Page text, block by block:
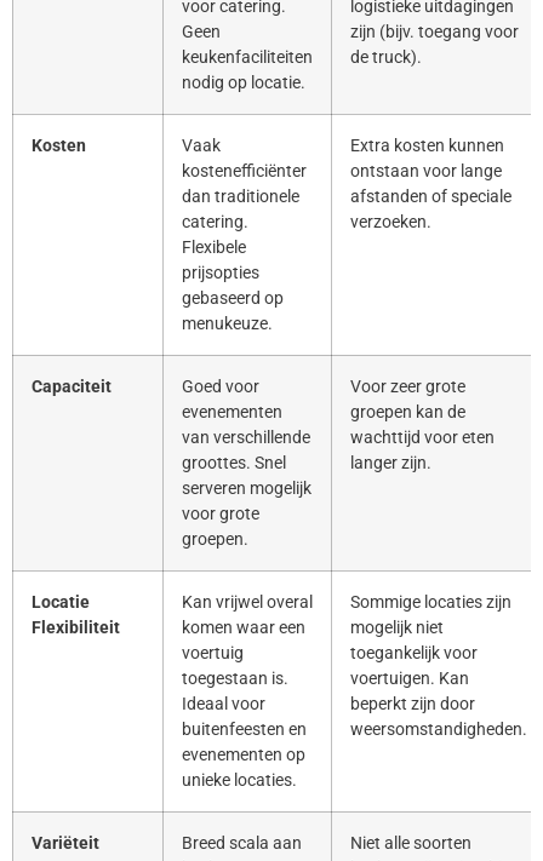
voor catering.
Geen
keukenfaciliteiten
nodig op locatie.
logistieke uitdagingen
zijn (bijv. toegang voor
de truck).
Kosten
Vaak
kostenefficiënter
dan traditionele
catering.
Flexibele
prijsopties
gebaseerd op
menukeuze.
Extra kosten kunnen
ontstaan voor lange
afstanden of speciale
verzoeken.
Capaciteit
Goed voor
evenementen
van verschillende
groottes. Snel
serveren mogelijk
voor grote
groepen.
Voor zeer grote
groepen kan de
wachttijd voor eten
langer zijn.
Locatie
Flexibiliteit
Kan vrijwel overal
komen waar een
voertuig
toegestaan is.
Ideaal voor
buitenfeesten en
evenementen op
unieke locaties.
Sommige locaties zijn
mogelijk niet
toegankelijk voor
voertuigen. Kan
beperkt zijn door
weersomstandigheden.
Variëteit
Breed scala aan
Niet alle soorten